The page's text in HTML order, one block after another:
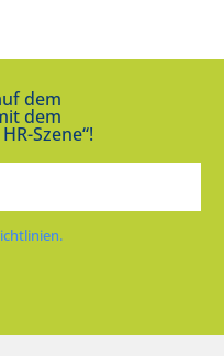
dem
dem
Szene“!